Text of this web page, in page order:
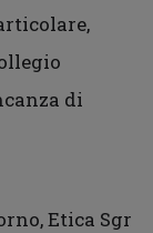
di
Etica Sgr